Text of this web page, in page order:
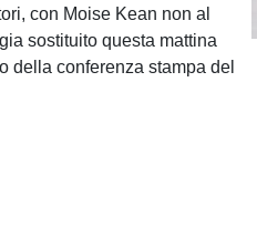
con Moise Kean non al
sostituito questa mattina
della conferenza stampa del